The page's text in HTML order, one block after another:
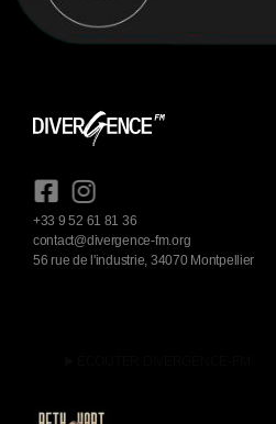
+33 9 52 61 81 36
contact@divergence-fm.org
56 rue de l'industrie, 34070 Montpellier